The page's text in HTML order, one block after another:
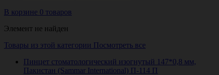
В корзине 0 товаров
Элемент не найден
Товары из этой категории Посмотреть все
Пинцет стоматологический изогнутый 147*0,8 мм,
Пакистан (Sammar International) П-114 П